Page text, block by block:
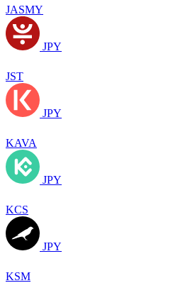
JASMY
JPY
JST
JPY
KAVA
JPY
KCS
JPY
KSM